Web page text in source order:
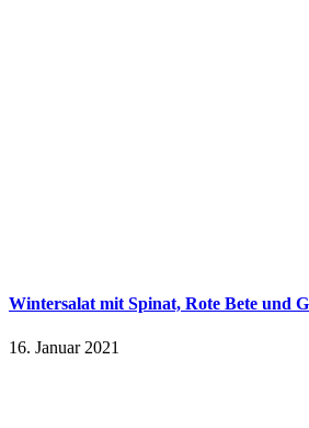
Wintersalat mit Spinat, Rote Bete und
16. Januar 2021